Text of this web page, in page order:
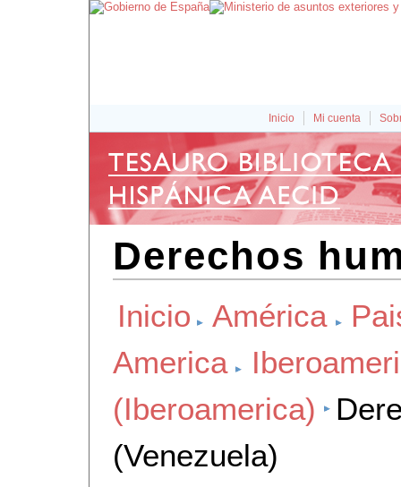
Inicio Mi cuenta
Derechos
Inicio América
America
(Iberoamerica)
(Venezuela)